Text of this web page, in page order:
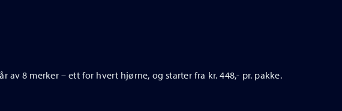
av 8 merker – ett for hvert hjørne, og starter fra kr. 448,- pr. pakke.